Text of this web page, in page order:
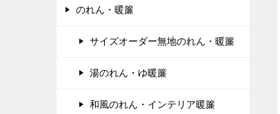
のれん・暖簾
サイズオーダー無地のれん・暖簾
湯のれん・ゆ暖簾
和風のれん・インテリア暖簾